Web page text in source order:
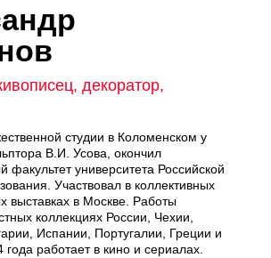
декоратор,
студии в Коломенском у
В.И. Усова, окончил
факультет университета Российской
Участвовал в коллективных
выставках в Москве. Работы
коллекциях России, Чехии,
Испании, Португалии, Греции и
работает в кино и сериалах.